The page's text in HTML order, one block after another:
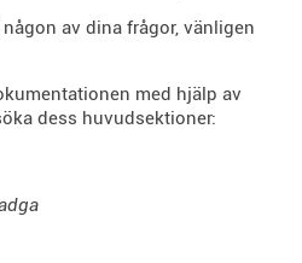
av dina frågor, vänligen
med hjälp av
dess huvudsektioner: